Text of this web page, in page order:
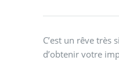
C’est un rêve
d’obtenir votre